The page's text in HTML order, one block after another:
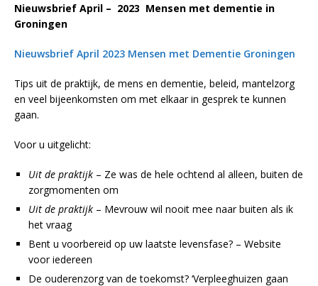
Nieuwsbrief April – 2023 Mensen met dementie in
Groningen
Nieuwsbrief April 2023 Mensen met Dementie Groningen
Tips uit de praktijk, de mens en dementie, beleid, mantelzorg
en veel bijeenkomsten om met elkaar in gesprek te kunnen
gaan.
Voor u uitgelicht:
Uit de praktijk – Ze was de hele ochtend al alleen, buiten de
zorgmomenten om
Uit de praktijk – Mevrouw wil nooit mee naar buiten als ik
het vraag
Bent u voorbereid op uw laatste levensfase? – Website
voor iedereen
De ouderenzorg van de toekomst? ‘Verpleeghuizen gaan